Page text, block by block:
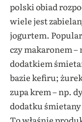
polski obiad
wiele jest
jogurtem.
czy makaronem –
dodatkiem
bazie kefiru;
zupa krem – np.
dodatku